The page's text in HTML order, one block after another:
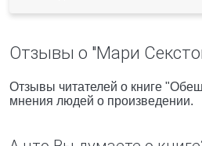
Отзывы о "Мари
Отзывы читателей о книге
мнения людей о произведении.